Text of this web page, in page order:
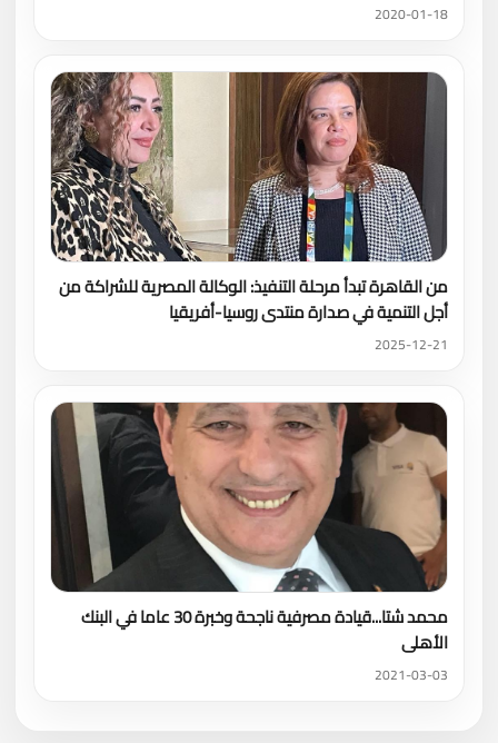
2020-01-18
من القاهرة تبدأ مرحلة التنفيذ: الوكالة المصرية للشراكة من
أجل التنمية في صدارة منتدى روسيا-أفريقيا
2025-12-21
محمد شتا...قيادة مصرفية ناجحة وخبرة 30 عاما في البنك
الأهلى
2021-03-03